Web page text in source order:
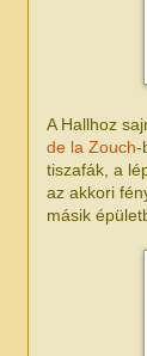
A Hallhoz
de la Zouch-
tiszafák, a
az akkori
másik